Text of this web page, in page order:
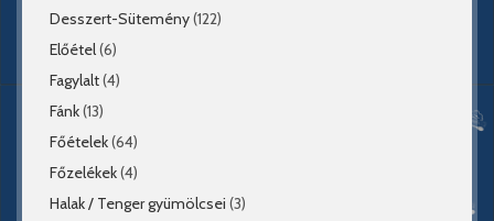
Desszert-Sütemény(122)
Előétel(6)
Fagylalt(4)
Fánk(13)
Főételek(64)
Főzelékek(4)
Halak / Tenger gyümölcsei (3)